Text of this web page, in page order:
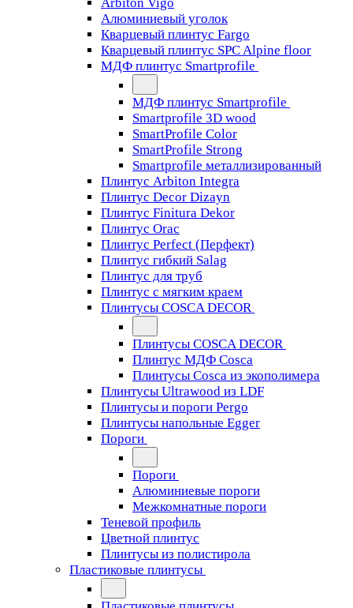
Алюминиевый уголок
Кварцевый плинтус Fargo
Кварцевый плинтус SPC Alpine floor
МДФ плинтус Smartprofile
МДФ плинтус Smartprofile
Smartprofile 3D wood
SmartProfile Color
SmartProfile Strong
Smartprofile металлизированный
Плинтус Arbiton Integra
Плинтус Decor Dizayn
Плинтус Finitura Dekor
Плинтус Orac
Плинтус Perfect (Перфект)
Плинтус гибкий Salag
Плинтус для труб
Плинтус с мягким краем
Плинтусы COSCA DECOR
Плинтусы COSCA DECOR
Плинтус МДФ Cosca
Плинтусы Cosca из экополимера
Плинтусы Ultrawood из LDF
Плинтусы и пороги Pergo
Плинтусы напольные Egger
Пороги
Пороги
Алюминиевые пороги
Межкомнатные пороги
Теневой профиль
Цветной плинтус
Плинтусы из полистирола
Пластиковые плинтусы